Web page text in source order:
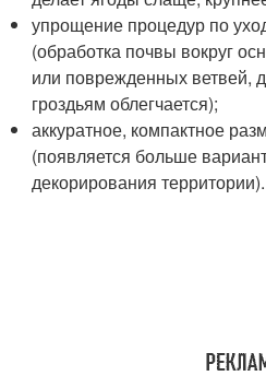
упрощение процедур по
(обработка почвы вокруг
или поврежденных ветвей,
гроздьям облегчается);
аккуратное, компактное
(появляется больше
декорирования территории).